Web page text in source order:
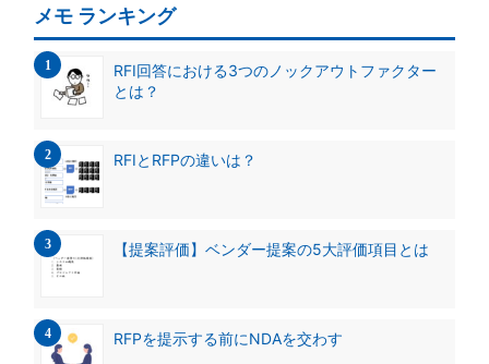
メモ ランキング
RFI回答における3つのノックアウトファクター
とは？
RFIとRFPの違いは？
【提案評価】ベンダー提案の5大評価項目とは
RFPを提示する前にNDAを交わす